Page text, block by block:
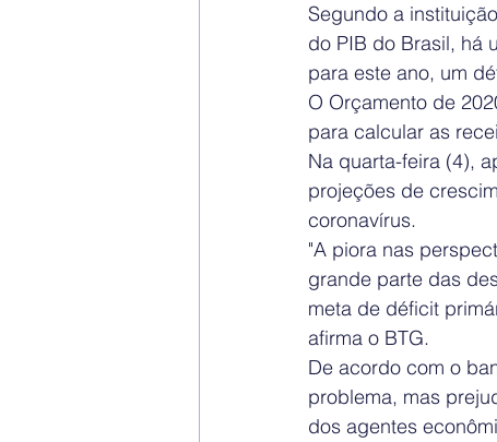
Segundo a
do PIB do Brasil, há
para este ano, um
O Orçamento de
para calcular as
Na quarta-feira (4),
projeções de
coronavírus.
"A piora nas
grande parte das
meta de déficit
afirma o BTG.
De acordo com o
problema, mas
dos agentes